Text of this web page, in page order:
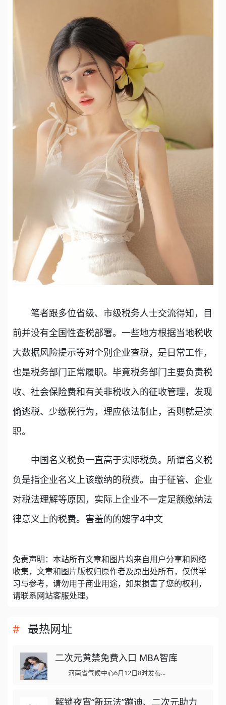
笔者跟多位省级、市级税务人士交流得知，目
前并没有全国性查税部署。一些地方根据当地税收
大数据风险提示等对个别企业查税，是日常工作，
也是税务部门正常履职。毕竟税务部门主要负责税
收、社会保险费和有关非税收入的征收管理，发现
偷逃税、少缴税行为，理应依法制止，否则就是渎
职。
中国名义税负一直高于实际税负。所谓名义税
负是指企业名义上该缴纳的税费。由于征管、企业
对税法理解等原因，实际上企业不一定足额缴纳法
律意义上的税费。害羞的的嫂字4中文
免责声明：本站所有文章和图片均来自用户分享和网络
收集，文章和图片版权归原作者及原出处所有，仅供学
习与参考，请勿用于商业用途，如果损害了您的权利，
请联系网站客服处理。
最热网址
二次元黄禁免费入口 MBA智库
河南省气候中心6月12日8时发布...
解锁夜宵“新玩法”蹦迪、二次元助力